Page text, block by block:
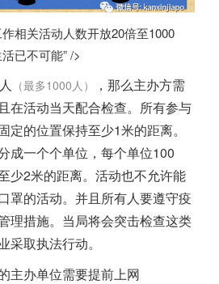
相关活动人数开放20倍至1000
已不可能” />
（最多1000人）
，那么主办方需
在活动当天配合检查。所有参与
定的位置保持至少1米的距离。
成一个个单位，每个单位100
少2米的距离。活动也不允许能
罩的活动。并且所有人要遵守疫
理措施。当局将会突击检查这类
采取执法行动。
主办单位需要提前上网